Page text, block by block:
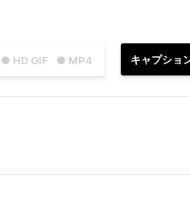
● HD GIF ● MP4 キャプショ